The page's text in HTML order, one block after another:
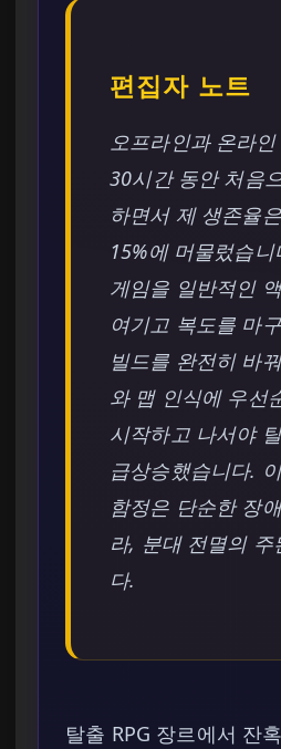
편집자 노트
오프라인과 온라
30시간 동안 처음
하면서 제 생존율
15%에 머물렀습
게임을 일반적인
여기고 복도를 마
빌드를 완전히 바
와 맵 인식에 우선
시작하고 나서야
급상승했습니다.
함정은 단순한 장
라, 분대 전멸의 주
다.
탈출 RPG 장르에서 잔